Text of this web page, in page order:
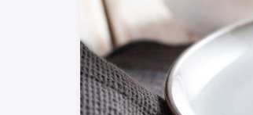
Gateaux et patisserie
Dernieres recettes